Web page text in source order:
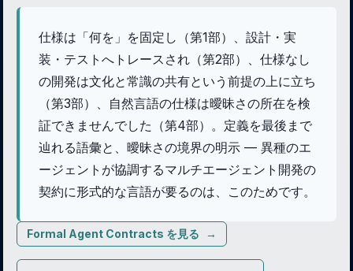
仕様は「何を」を固定し（第1部）、設計・実
装・テストへトレースされ（第2部）、仕様なし
の開発は文化と常識の共有という前提の上に立ち
（第3部）、自然言語の仕様は曖昧さの所在を検
証できませんでした（第4部）。定義を最後まで
辿れる語彙と、曖昧さの境界の明示 — 異種のエ
ージェントが協調するマルチエージェント開発の
契約に形式的な言語が要るのは、このためです。
Formal Agent Contracts を見る →